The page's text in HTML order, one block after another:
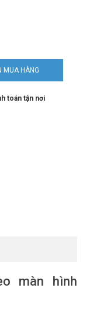
MUA HÀNG
toán tận nơi
màn hình